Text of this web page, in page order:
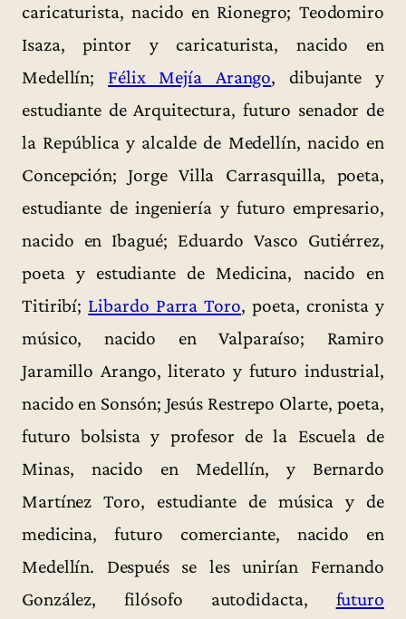
caricaturista, nacido en Rionegro; Teodomiro
Isaza, pintor y caricaturista, nacido en
Medellín; Félix Mejía Arango, dibujante y
estudiante de Arquitectura, futuro senador de
la República y alcalde de Medellín, nacido en
Concepción; Jorge Villa Carrasquilla, poeta,
estudiante de ingeniería y futuro empresario,
nacido en Ibagué; Eduardo Vasco Gutiérrez,
poeta y estudiante de Medicina, nacido en
Titiribí; Libardo Parra Toro, poeta, cronista y
músico, nacido en Valparaíso; Ramiro
Jaramillo Arango, literato y futuro industrial,
nacido en Sonsón; Jesús Restrepo Olarte, poeta,
futuro bolsista y profesor de la Escuela de
Minas, nacido en Medellín, y Bernardo
Martínez Toro, estudiante de música y de
medicina, futuro comerciante, nacido en
Medellín. Después se les unirían Fernando
González, filósofo autodidacta, futuro